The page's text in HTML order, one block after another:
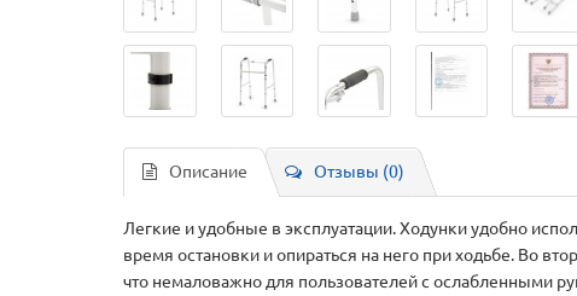
Описание Отзывы (0)
Легкие и удобные в эксплуатации. Ходунки удобно
время остановки и опираться на него при ходьбе. Во
что немаловажно для пользователей с ослабленными